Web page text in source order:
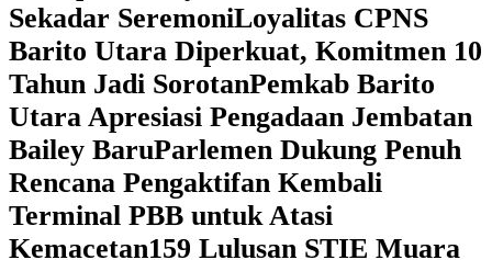
Sekadar SeremoniLoyalitas CPNS
Barito Utara Diperkuat, Komitmen 10
Tahun Jadi SorotanPemkab Barito
Utara Apresiasi Pengadaan Jembatan
Bailey BaruParlemen Dukung Penuh
Rencana Pengaktifan Kembali
Terminal PBB untuk Atasi
Kemacetan159 Lulusan STIE Muara